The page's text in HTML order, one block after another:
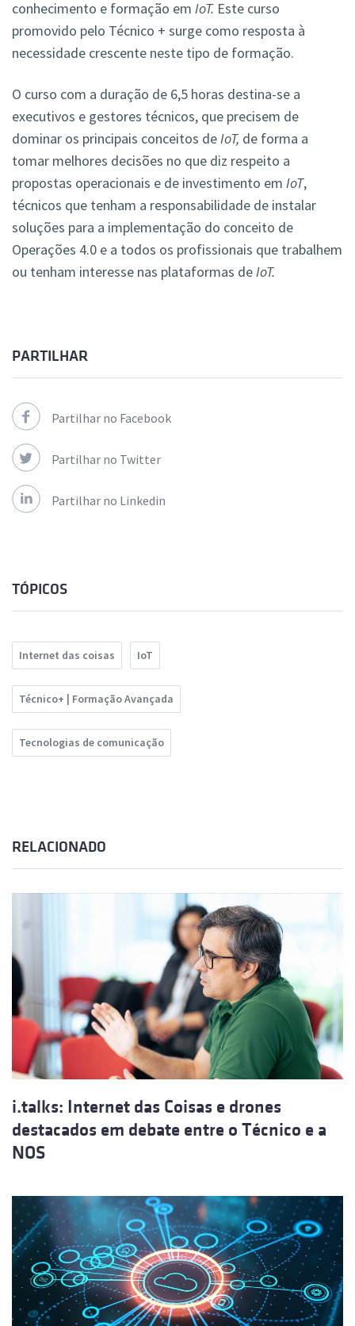
conhecimento e formação em IoT. Este curso
promovido pelo Técnico + surge como resposta à
necessidade crescente neste tipo de formação.
O curso com a duração de 6,5 horas destina-se a
executivos e gestores técnicos, que precisem de
dominar os principais conceitos deIoT, de forma a
tomar melhores decisões no que diz respeito a
propostas operacionais e de investimento em IoT,
técnicos que tenham a responsabilidade de instalar
soluções para a implementação do conceito de
Operações 4.0 e a todos os profissionais que trabalhem
ou tenham interesse nas plataformas deIoT.
PARTILHAR
Partilhar no Facebook
Partilhar no Twitter
Partilhar no Linkedin
TÓPICOS
Internet das coisas IoT
Técnico+ | Formação Avançada
Tecnologias de comunicação
RELACIONADO
i.talks: Internet das Coisas e drones
destacados em debate entre o Técnico e a
NOS